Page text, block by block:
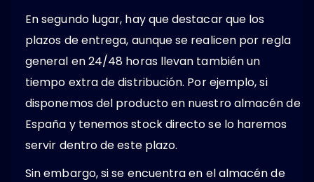
En segundo lugar, hay que destacar que los
plazos de entrega, aunque se realicen por regla
general en 24/48 horas llevan también un
tiempo extra de distribución. Por ejemplo, si
disponemos del producto en nuestro almacén de
España y tenemos stock directo se lo haremos
servir dentro de este plazo.
Sin embargo, si se encuentra en el almacén de